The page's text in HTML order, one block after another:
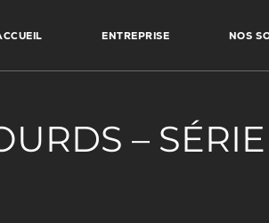
ENTREPRISE NOS
–